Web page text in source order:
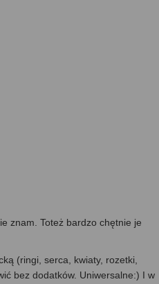
znam. Toteż bardzo chętnie je
(ringi, serca, kwiaty, rozetki,
bez dodatków. Uniwersalne:) I w